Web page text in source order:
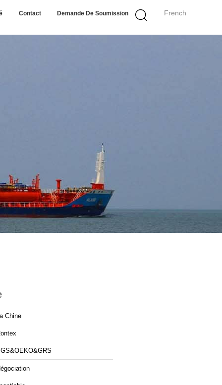
French
Contact Demande De Soumission
Chine